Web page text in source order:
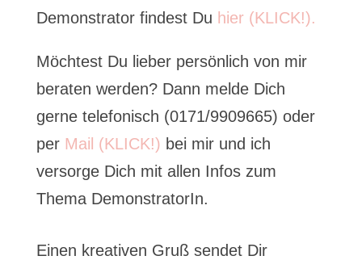
Demonstrator findest Du hier (KLICK!).
Möchtest Du lieber persönlich von mir
beraten werden? Dann melde Dich
gerne telefonisch (0171/9909665) oder
per Mail (KLICK!) bei mir und ich
versorge Dich mit allen Infos zum
Thema DemonstratorIn.
Einen kreativen Gruß sendet Dir